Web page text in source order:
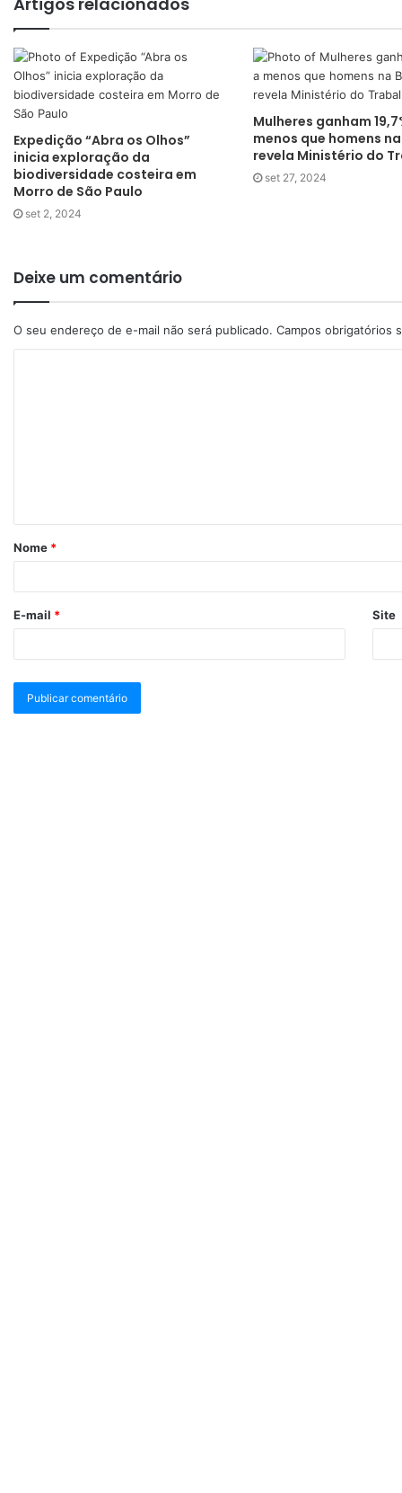
Expedição “Abra os Olhos”
inicia exploração da
biodiversidade costeira em
Morro de São Paulo
set 2, 2024
Mulheres ganham
menos que homens
revela Ministério do
set 27, 2024
Deixe um comentário
O seu endereço de e-mail não será publicado. Campos obrigatórios
Nome *
E-mail * Site